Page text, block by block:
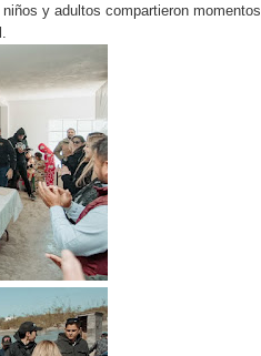
y adultos compartieron momentos